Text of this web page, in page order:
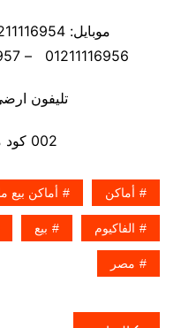
تليفون ارضي
002 كود مصر قبل الرقم
أماكن أماكن بيع
الفاكيوم بيع
مصر